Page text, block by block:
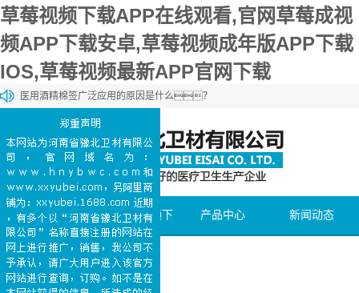
草莓视频下载APP在线观看,官网草莓成视
频APP下载安卓,草莓视频成年版APP下载
IOS,草莓视频最新APP官网下载
医用酒精棉签广泛应用的原因是什么？
草莓视频最新APP官网下载棉和一般的棉花有什么区别？
草莓视频最新APP官网下载棉和化妆棉有什么区别？
医用石蜡棉球的购买方法介绍
医用碘伏棉签能够加速伤口愈合
网站首页 关于草莓视频下
载APP在线观看
产品中心 新闻动态